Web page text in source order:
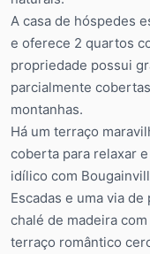
A casa de hóspedes
e oferece 2 quartos
propriedade possui
parcialmente
montanhas.
Há um terraço
coberta para relaxar
idílico com
Escadas e uma via
chalé de madeira
terraço romântico